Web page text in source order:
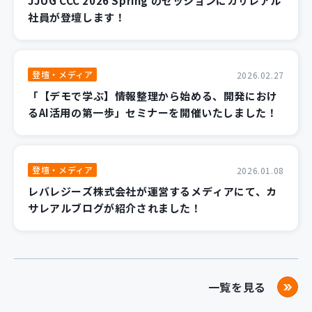
社員が登壇します！
登壇・メディア 2026.02.27
「【デモで学ぶ】情報整理から始める、開発におけ
るAI活用の第一歩」セミナーを開催いたしました！
登壇・メディア 2026.01.08
レバレジーズ株式会社が運営するメディアにて、カ
サレアルブログが紹介されました！
一覧を見る